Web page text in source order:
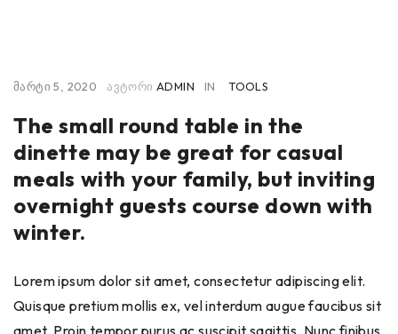
ᲛᲐᲠᲢᲘ 5, 2020 ᲐᲕᲢᲝᲠᲘ ADMIN IN TOOLS
The small round table in the
dinette may be great for casual
meals with your family, but inviting
overnight guests course down with
winter.
Lorem ipsum dolor sit amet, consectetur adipiscing elit.
Quisque pretium mollis ex, vel interdum augue faucibus sit
amet. Proin tempor purus ac suscipit sagittis. Nunc finibus